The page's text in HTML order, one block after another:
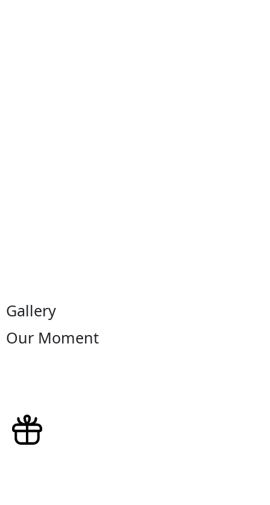
Gallery
Our Moment